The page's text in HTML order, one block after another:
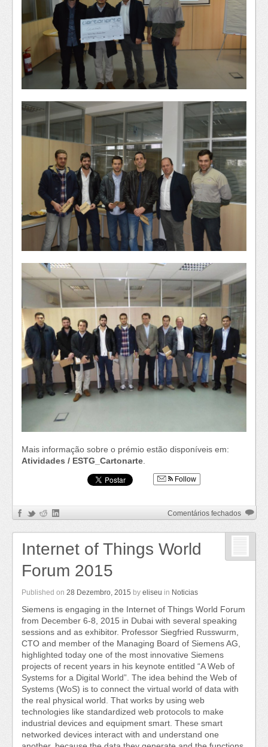
Mais informação sobre o prémio estão disponíveis em:
Atividades / ESTG_Cartonarte
Follow
Comentários fechadosem
Internet of Things World
Forum 2015
Published on 28 Dezembro, 2015 by eliseu in Noticias
Siemens is engaging in the Internet of Things World Forum
from December 6-8, 2015 in Dubai with several speaking
sessions and as exhibitor. Professor Siegfried Russwurm,
CTO and member of the Managing Board of Siemens AG,
highlighted today one of the most innovative Siemens
projects of recent years in his keynote entitled “A Web of
Systems for a Digital World”. The idea behind the Web of
Systems (WoS) is to connect the virtual world of data with
the real physical world. That works by using web
technologies like standardized web protocols to make
industrial devices and equipment smart. These smart
networked devices interact with and understand one